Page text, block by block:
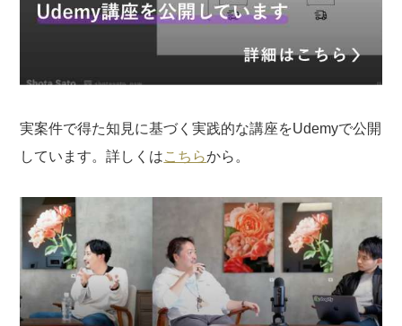
実案件で得た知見に基づく実践的な講座をUdemyで公開
しています。詳しくはこちらから。